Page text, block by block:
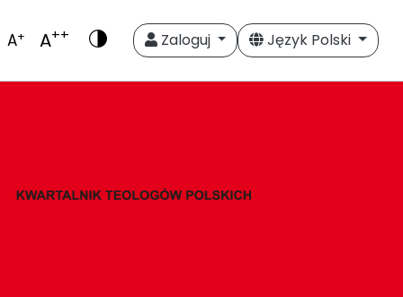
A+ A++ Zaloguj Język Polski